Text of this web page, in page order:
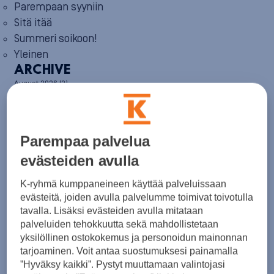
Parempaan syyniin
Sitä itää
Summeri soikoon!
Yleinen
ARCHIVE
August 2026(2)
March 2026(8)
February 2026(5)
January 2026(6)
December 2025(8)
November 2025(7)
October 2025 (8)
September 2025
August 2025(6)
July 2025(7)
June 2025(7)
May 2025(6)
Parempaa palvelua
evästeiden avulla
K-ryhmä kumppaneineen käyttää palveluissaan
evästeitä, joiden avulla palvelumme toimivat toivotulla
tavalla. Lisäksi evästeiden avulla mitataan
palveluiden tehokkuutta sekä mahdollistetaan
yksilöllinen ostokokemus ja personoidun mainonnan
tarjoaminen. Voit antaa suostumuksesi painamalla
”Hyväksy kaikki”. Pystyt muuttamaan valintojasi